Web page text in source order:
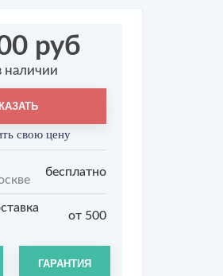
руб
наличии
свою цену
бесплатно
от 500
ГАРАНТИЯ